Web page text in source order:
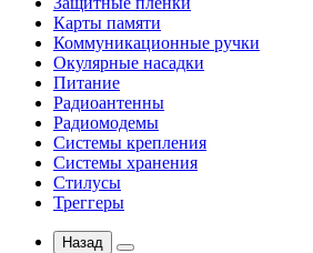
Карты памяти
Коммуникационные ручки
Окулярные насадки
Питание
Радиоантенны
Радиомодемы
Системы крепления
Системы хранения
Стилусы
Треггеры
Назад